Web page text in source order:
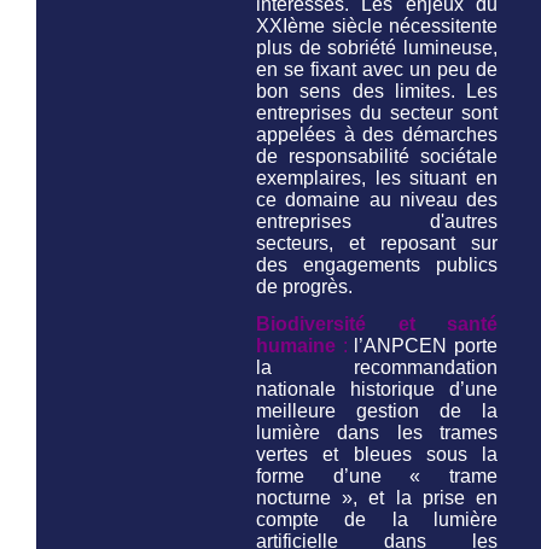
intéressés. Les enjeux du
XXIème siècle nécessitente
plus de sobriété lumineuse,
en se fixant avec un peu de
bon sens des limites. Les
entreprises du secteur sont
appelées à des démarches
de responsabilité sociétale
exemplaires, les situant en
ce domaine au niveau des
entreprises d'autres
secteurs, et reposant sur
des engagements publics
de progrès.
Biodiversité et santé
humaine : l’ANPCEN porte
la recommandation
nationale historique d’une
meilleure gestion de la
lumière dans les trames
vertes et bleues sous la
forme d’une « trame
nocturne », et la prise en
compte de la lumière
artificielle dans les